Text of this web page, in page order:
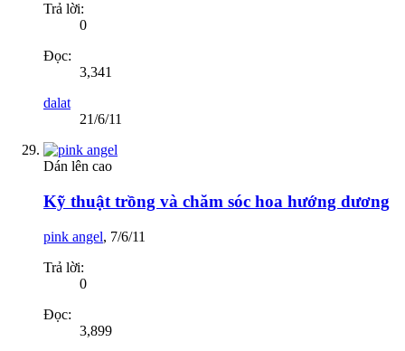
Trả lời:
0
Đọc:
3,341
dalat
21/6/11
Dán lên cao
Kỹ thuật trồng và chăm sóc hoa hướng dương
pink angel, 7/6/11
Trả lời:
0
Đọc:
3,899